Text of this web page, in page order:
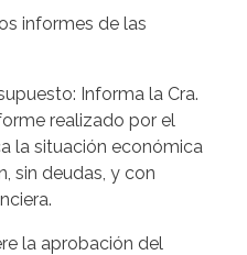
informes de las
: Informa la Cra.
realizado por el
la situación económica
sin deudas, y con
la aprobación del